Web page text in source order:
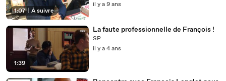
1:07 À suivre
il y a 9 ans
1:39
La faute professionnelle de François !
SP
il y a 4 ans